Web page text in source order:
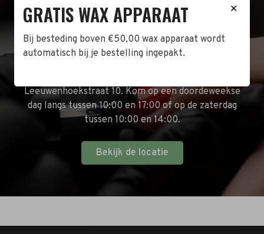
BEZOEK DE WINKEL!
Leeuwenhoekstraat 10. Kom op een doordeweekse
dag langs tussen 10:00 en 17:00 of op de zaterdag
tussen 10:00 en 14:00.
Bekijk de locatie
✕
GRATIS WAX APPARAAT
Bij besteding boven €50,00 wax apparaat wordt
automatisch bij je bestelling ingepakt.